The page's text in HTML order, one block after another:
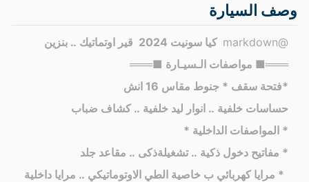
وصف السيارة
@markdown كيا سونيت 2024
قير اوتماتيك .. بنزين
═══■ مواصفات الـسيـارة ■═══
*فتحة سقف * جنوط مقاس 16 انش
حساسات خلفية .. انوار ليد خلفية .. ⁠كشاف ضباب
* المواصفات الداخلية *
* مفاتيح دخول ذكية .. تشغيلةذكى .. مقاعد جلد
* ⁠مرايا كهربائي ب خاصية الطي الاوتوماتيكي .. مرايا داخلية